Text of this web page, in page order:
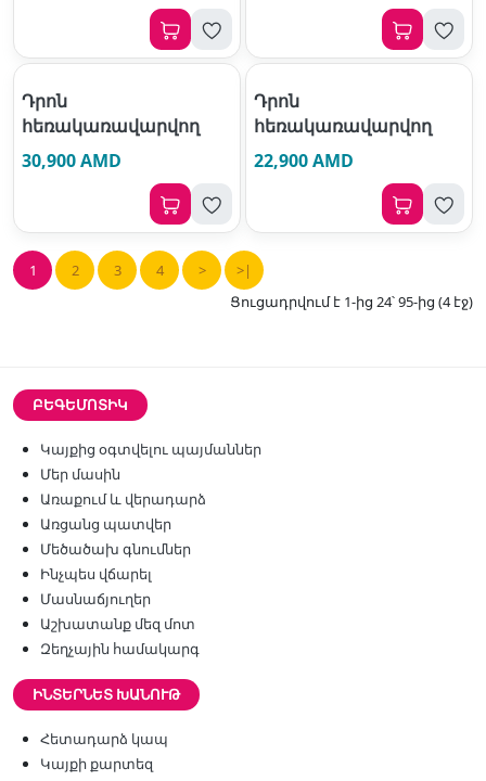
Դրոն
հեռակառավարվող
30,900 AMD
Դրոն
հեռակառավարվող
22,900 AMD
1 2 3 4 >
>|
Ցուցադրվում է 1-ից 24՝ 95-ից (4 էջ)
ԲԵԳԵՄՈՏԻԿ
Կայքից օգտվելու պայմաններ
Մեր մասին
Առաքում և վերադարձ
Առցանց պատվեր
Մեծածախ գնումներ
Ինչպես վճարել
Մասնաճյուղեր
Աշխատանք մեզ մոտ
Զեղչային համակարգ
ԻՆՏԵՐՆԵՏ ԽԱՆՈՒԹ
Հետադարձ կապ
Կայքի քարտեզ